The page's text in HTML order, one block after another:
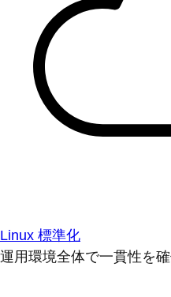
Linux 標準化
運用環境全体で一貫性を確